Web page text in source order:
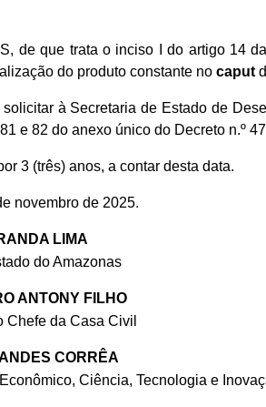
de que trata o inciso I do artigo 14
do produto constante no caput
à Secretaria de Estado de
e 82 do anexo único do Decreto n.º
3 (três) anos, a contar desta data.
novembro de 2025.
LIMA
do Amazonas
ANTONY FILHO
Chefe da Casa Civil
CORRÊA
Ciência, Tecnologia e